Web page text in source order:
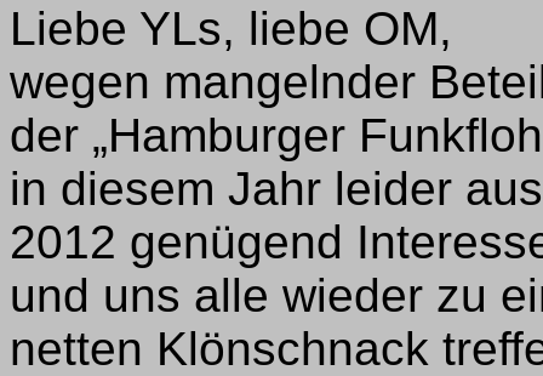
Liebe YLs, liebe OM,
wegen mangelnder
der „Hamburger
in diesem Jahr leider
2012 genügend
und uns alle wieder zu
netten Klönschnack